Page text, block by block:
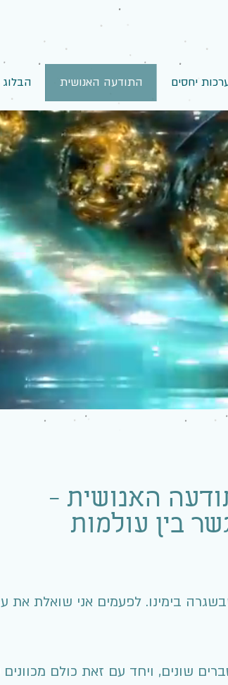
יחסים התודעה האנושית
בימינו. לפעמים אני שואלת
שונים, ויחד עם זאת כולם
האנושית -
בין עולמות